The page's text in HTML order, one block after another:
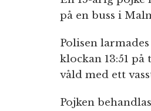
på en buss i
Polisen
klockan 13:51
våld med ett
Pojken